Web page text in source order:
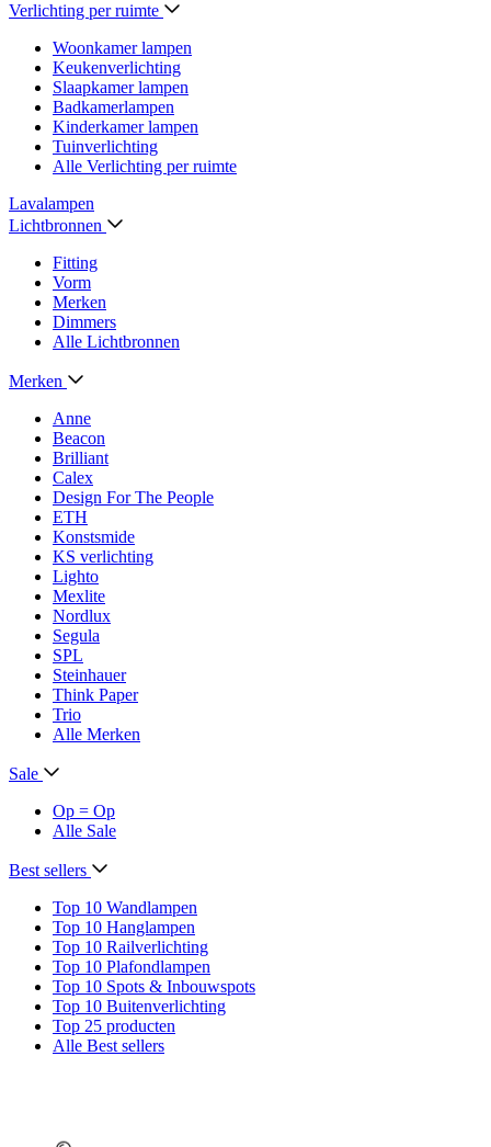
Verlichting per ruimte
Woonkamer lampen
Keukenverlichting
Slaapkamer lampen
Badkamerlampen
Kinderkamer lampen
Tuinverlichting
Alle Verlichting per ruimte
Lavalampen
Lichtbronnen
Fitting
Vorm
Merken
Dimmers
Alle Lichtbronnen
Merken
Anne
Beacon
Brilliant
Calex
Design For The People
ETH
Konstsmide
KS verlichting
Lighto
Mexlite
Nordlux
Segula
SPL
Steinhauer
Think Paper
Trio
Alle Merken
Sale
Op = Op
Alle Sale
Best sellers
Top 10 Wandlampen
Top 10 Hanglampen
Top 10 Railverlichting
Top 10 Plafondlampen
Top 10 Spots & Inbouwspots
Top 10 Buitenverlichting
Top 25 producten
Alle Best sellers